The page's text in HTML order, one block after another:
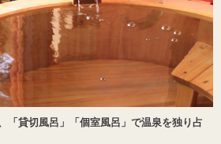
「貸切風呂」「個室風呂」で温泉を独り占